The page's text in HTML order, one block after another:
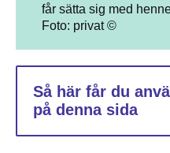
får sätta sig med
Foto: privat ©
Så här får du
på denna sida